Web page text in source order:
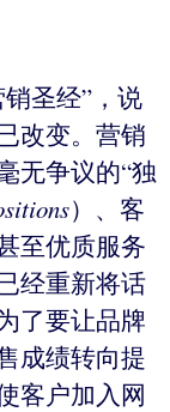
圣经”，说
改变。营销
无争议的“独
）、客
至优质服务
经重新将话
了要让品牌
成绩转向提
客户加入网